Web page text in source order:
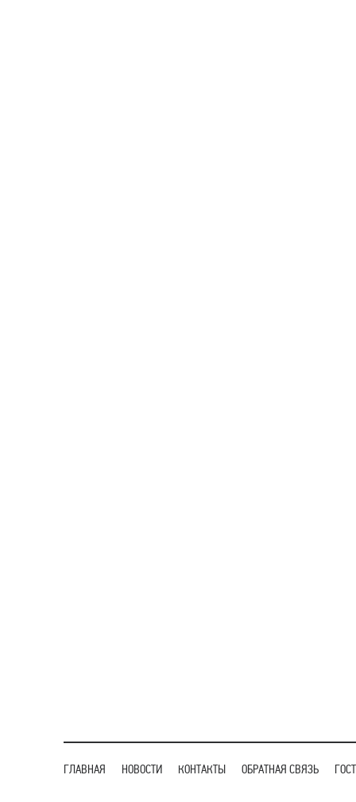
ГЛАВНАЯ НОВОСТИ КОНТАКТЫ ОБРАТНАЯ СВЯЗЬ